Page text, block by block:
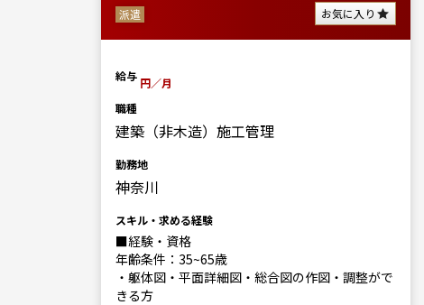
派遣 お気に入り
給与 円／月
職種
建築（非木造）施工管理
勤務地
神奈川
スキル・求める経験
■経験・資格
年齢条件：35~65歳
・躯体図・平面詳細図・総合図の作図・調整がで
きる方